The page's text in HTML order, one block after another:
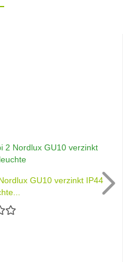
GU10 verzinkt IP44